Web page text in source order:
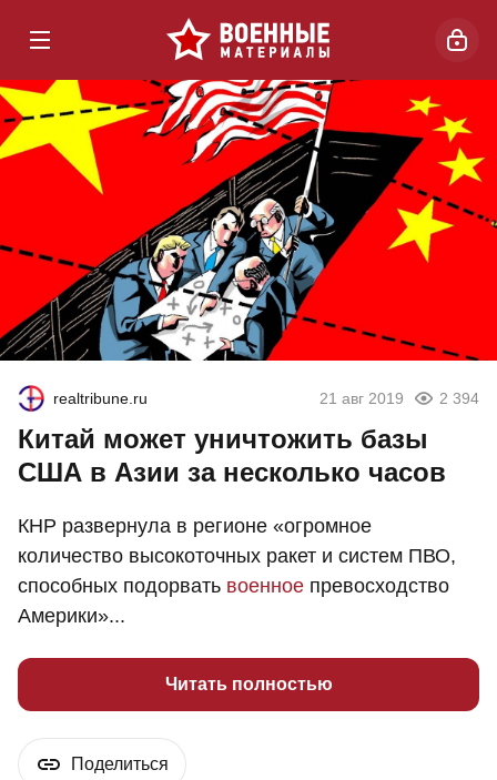
realtribune.ru 21 авг 2019 2 394
Китай может уничтожить базы
США в Азии за несколько часов
КНР развернула в регионе «огромное
количество высокоточных ракет и систем ПВО,
способных подорвать военное превосходство
Америки»...
Читать полностью
Поделиться